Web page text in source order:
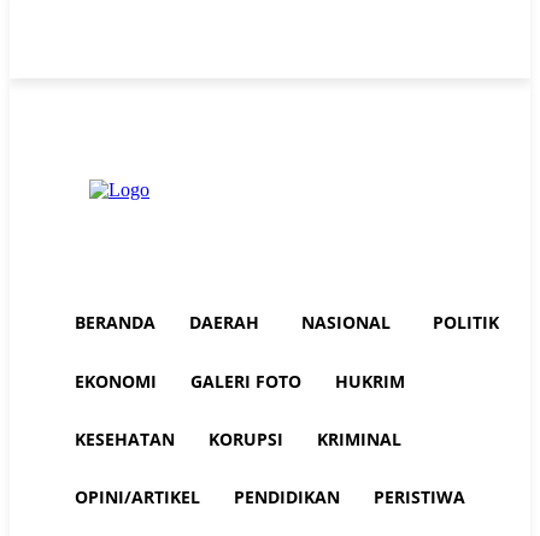
BERANDA DAERAH NASIONAL POLITIK
EKONOMI GALERI FOTO HUKRIM
KESEHATAN KORUPSI KRIMINAL
OPINI/ARTIKEL PENDIDIKAN PERISTIWA